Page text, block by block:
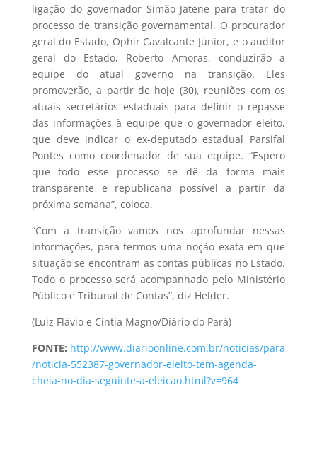
ligação do governador Simão Jatene para tratar do
processo de transição governamental. O procurador
geral do Estado, Ophir Cavalcante Júnior, e o auditor
geral do Estado, Roberto Amoras, conduzirão a
equipe do atual governo na transição. Eles
promoverão, a partir de hoje (30), reuniões com os
atuais secretários estaduais para definir o repasse
das informações à equipe que o governador eleito,
que deve indicar o ex-deputado estadual Parsifal
Pontes como coordenador de sua equipe. “Espero
que todo esse processo se dê da forma mais
transparente e republicana possível a partir da
próxima semana”, coloca.
“Com a transição vamos nos aprofundar nessas
informações, para termos uma noção exata em que
situação se encontram as contas públicas no Estado.
Todo o processo será acompanhado pelo Ministério
Público e Tribunal de Contas”, diz Helder.
(Luiz Flávio e Cintia Magno/Diário do Pará)
FONTE: http://www.diarioonline.com.br/noticias/para
/noticia-552387-governador-eleito-tem-agenda-
cheia-no-dia-seguinte-a-eleicao.html?v=964